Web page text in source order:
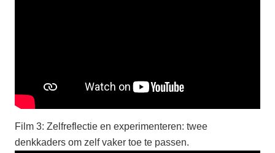
Film 3: Zelfreflectie en experimenteren: twee
denkkaders om zelf vaker toe te passen.